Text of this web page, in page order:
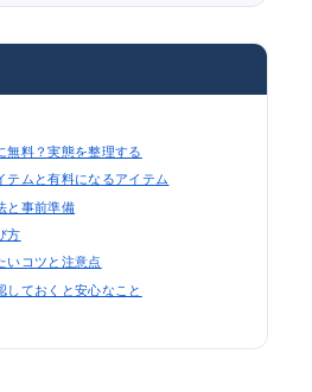
無料？実態を整理する
テムと有料になるアイテム
と事前準備
方
いコツと注意点
しておくと安心なこと